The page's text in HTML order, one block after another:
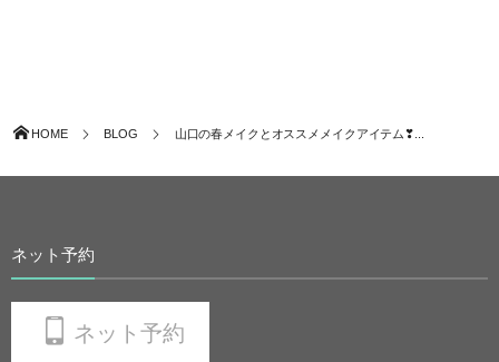
HOME BLOG 山口の春メイクとオススメメイクアイテム❣...
ネット予約
ネット予約